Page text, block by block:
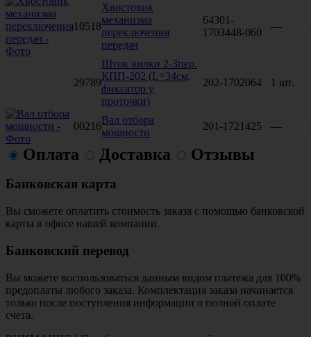
10518
Хвостовик
механизма
переключения
передач
64301-
1703448-060
—
29789
Шток вилки 2-3пер.
КПП-202 (L=34см,
фиксатор у
проточки)
202-1702064 1 шт.
00216
Вал отбора
мощности
201-1721425 —
Оплата Доставка Отзывы
Банковская карта
Вы сможете оплатить стоимость заказа с помощью банковской
карты в офисе нашей компании.
Банковский перевод
Вы можете воспользоваться данным видом платежа для 100%
предоплаты любого заказа. Комплектация заказа начинается
только после поступления информации о полной оплате
счета.